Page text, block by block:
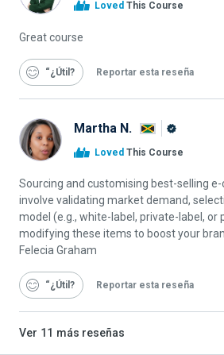
Loved This Course
Great course
“¿Útil Reportar esta reseña
Martha N.
Alison
Loved This Course
Sourcing and customising best-selling
involve validating market demand,
model (e.g., white-label, private-label, or
modifying these items to boost your
Felecia Graham
“¿Útil Reportar esta reseña
Ver 11 más reseñas